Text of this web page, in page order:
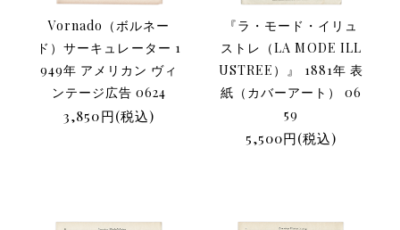
Vornado（ボルネー
ド）サーキュレーター 1
949年 アメリカン ヴィ
ンテージ広告 0624
3,850円(税込)
『ラ・モード・イリュ
ストレ（LA MODE ILL
USTREE）』 1881年 表
紙（カバーアート） 06
59
5,500円(税込)